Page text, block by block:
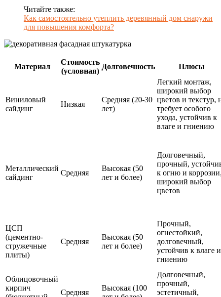
Читайте также:
Как самостоятельно утеплить деревянный дом снаружи
для повышения комфорта?
Материал
Стоимость
(условная)
Долговечность Плюсы
Виниловый
сайдинг
Низкая
Средняя (20-30
лет)
Легкий монтаж,
широкий выбор
цветов и текстур,
требует особого
ухода, устойчив к
влаге и гниению
Металлический
сайдинг
Средняя
Высокая (50
лет и более)
Долговечный,
прочный,
к огню и
широкий выбор
цветов
ЦСП
(цементно-
стружечные
плиты)
Средняя
Высокая (50
лет и более)
Прочный,
огнестойкий,
долговечный,
устойчив к влаге и
гниению
Облицовочный
кирпич
Средняя
Высокая (100
Долговечный,
прочный,
эстетичный,